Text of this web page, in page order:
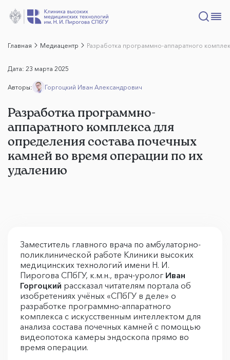
Главная Медиацентр Разработка программно-аппаратного
Дата: 23 марта 2025
Авторы: Горгоцкий Иван Александрович
Разработка программно-
аппаратного комплекса для
определения состава почечных
камней во время операции по их
удалению
Заместитель главного врача по амбулаторно-
поликлинической работе Клиники высоких
медицинских технологий имени Н. И.
Пирогова СПбГУ, к.м.н., врач-уролог Иван
Горгоцкий рассказал читателям портала об
изобретениях учёных «СПбГУ в деле» о
разработке программно-аппаратного
комплекса с искусственным интеллектом для
анализа состава почечных камней с помощью
видеопотока камеры эндоскопа прямо во
время операции.